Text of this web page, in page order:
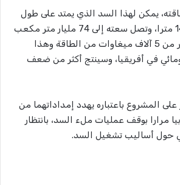
يمكن لهذا السد الذي يمتد على طول
1.8 كيلومتر وارتفاع 145 مترا، وتصل سعته إلى 74 مليار متر مكعب
من المياه، أن يولد أكثر من 5 آلاف ميغاوات من الطاقة وهذا
في أفريقيا، وسينتج أكثر من ضعف
المشروع باعتباره يهدد إمداداتهما من
مرارا بوقف عمليات ملء السد، بانتظار
حول أساليب تشغيل السد.